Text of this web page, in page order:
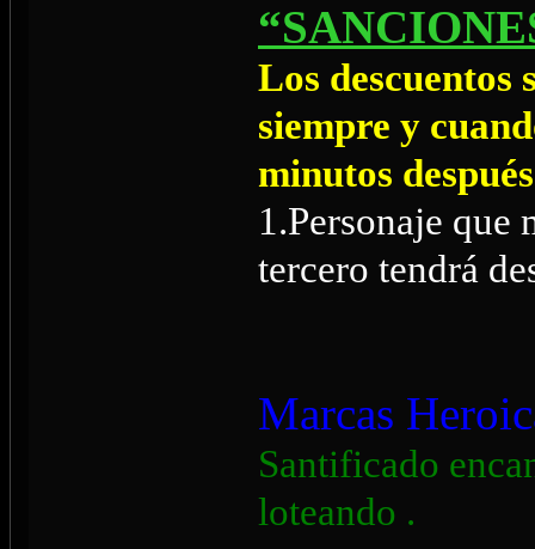
Los descuentos
siempre y
minutos
1.Personaje que
tercero tendrá
Marcas
Santificado
loteando .